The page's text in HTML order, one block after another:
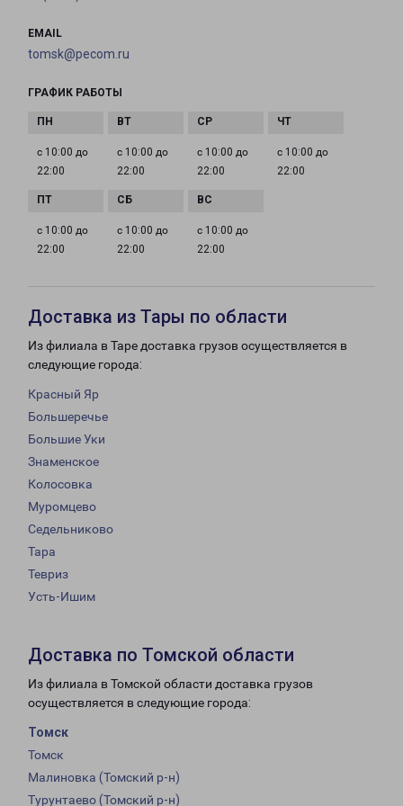
EMAIL
tomsk@pecom.ru
ГРАФИК РАБОТЫ
с 10:00 до
22:00
с 10:00 до
22:00
с 10:00 до
22:00
с 10:00 до
22:00
с 10:00 до
22:00
с 10:00 до
22:00
с 10:00 до
22:00
Доставка из Тары по области
Из филиала в Таре доставка грузов осуществляется в
следующие города:
Красный Яр
Большеречье
Большие Уки
Знаменское
Колосовка
Муромцево
Седельниково
Тара
Тевриз
Усть-Ишим
Доставка по Томской области
Из филиала в Томской области доставка грузов
осуществляется в следующие города:
Томск
Томск
Малиновка (Томский р-н)
Турунтаево (Томский р-н)